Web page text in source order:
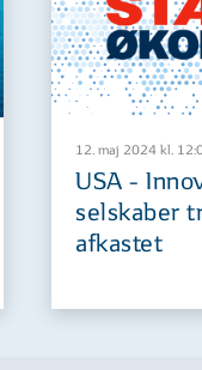
12. maj 2024 kl.
USA -
selskaber
afkastet